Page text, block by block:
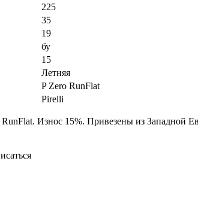
225
35
19
бу
15
Летняя
P Zero RunFlat
Pirelli
Износ 15%. Привезены из Западной